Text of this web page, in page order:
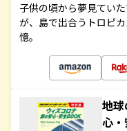
子供の頃から夢見てい
が、島で出合うトロピ
憶。
地
心